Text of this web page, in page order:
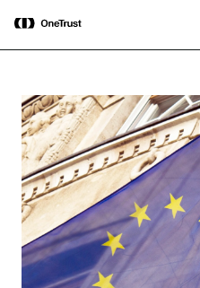
OneTrust nommée « Visionnaire »
dans le Magic Quadrant™ 2026 de
Gartner® pour les plateformes de